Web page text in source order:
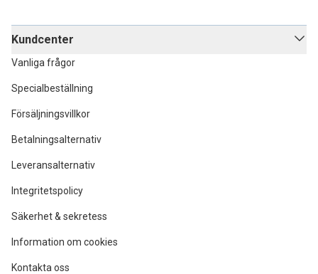
Kundcenter
Vanliga frågor
Specialbeställning
Försäljningsvillkor
Betalningsalternativ
Leveransalternativ
Integritetspolicy
Säkerhet & sekretess
Information om cookies
Kontakta oss